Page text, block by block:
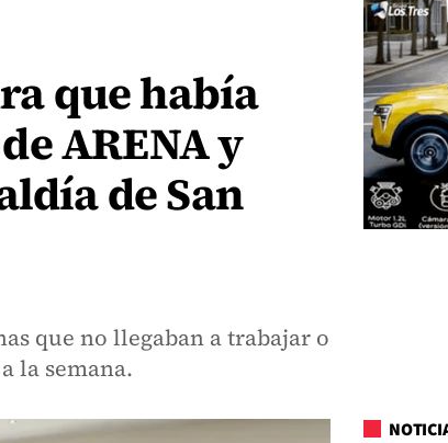
que había
ARENA y
de San
que no llegaban a trabajar o
la semana.